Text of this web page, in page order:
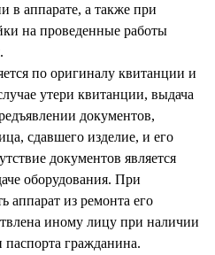
в аппарате, а также при
на проведенные работы
по оригиналу квитанции и
утери квитанции, выдача
документов,
сдавшего изделие, и его
документов является
оборудования. При
аппарат из ремонта его
иному лицу при наличии
паспорта гражданина.